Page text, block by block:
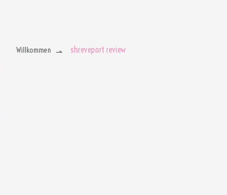
Willkommen shreveport review